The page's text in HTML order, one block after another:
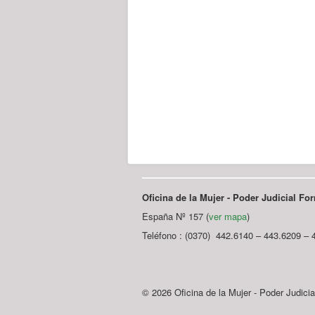
Oficina de la Mujer - Poder Judicial
España Nº 157 (ver mapa)
Teléfono : (0370) 442.6140 – 443.6209 –
© 2026 Oficina de la Mujer - Poder